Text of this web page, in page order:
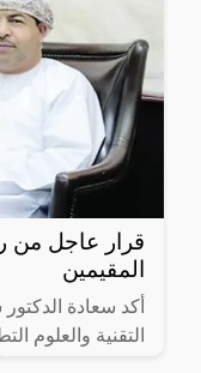
قرار عاجل من
المقيمين
أكد سعادة
التقنية والعلوم